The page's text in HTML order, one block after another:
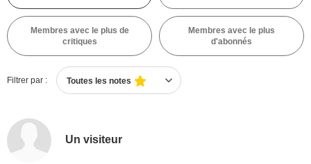
Membres avec le plus de
critiques
Membres avec le plus
d'abonnés
Filtrer par : Toutes les notes
Un visiteur